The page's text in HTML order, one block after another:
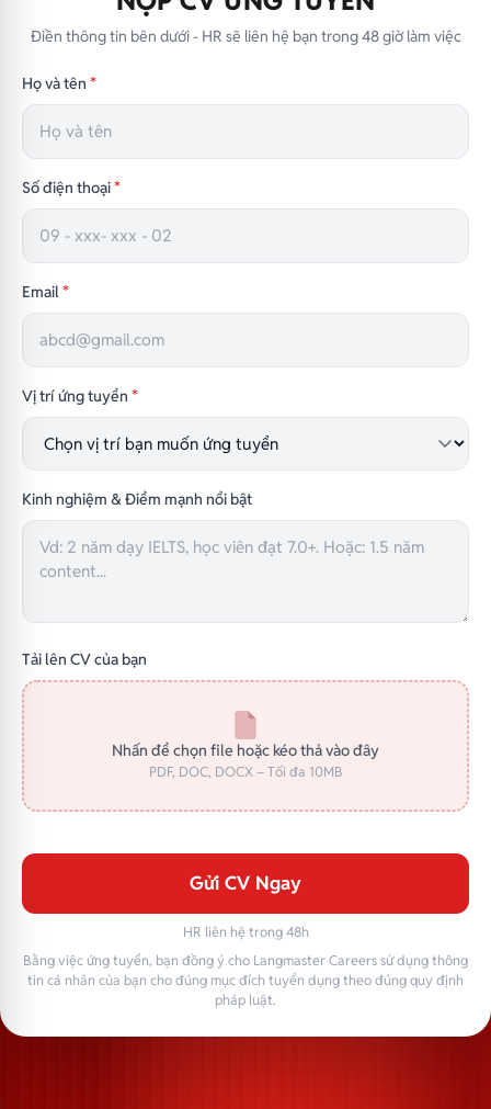
Điền thông tin bên dưới - HR sẽ liên hệ bạn trong 48 giờ làm việc
Họ và tên *
Số điện thoại*
Email*
Vị trí ứng tuyển *
Kinh nghiệm & Điểm mạnh nổi bật
Tải lên CV của bạn
Nhấn để chọn file hoặc kéo thả vào đây
PDF, DOC, DOCX – Tối đa 10MB
Gửi CV Ngay
HR liên hệ trong 48h
Bằng việc ứng tuyển, bạn đồng ý cho Langmaster Careers sử dụng thông
tin cá nhân của bạn cho đúng mục đích tuyển dụng theo đúng quy định
pháp luật.